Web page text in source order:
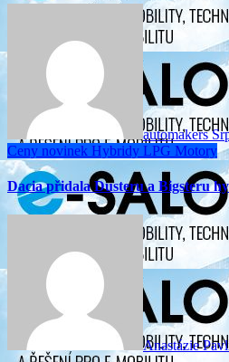
automakers
Ceny novinek Hybridy LPG Motory
Dacia přidala Dusteru a Bigsteru
Anastázie